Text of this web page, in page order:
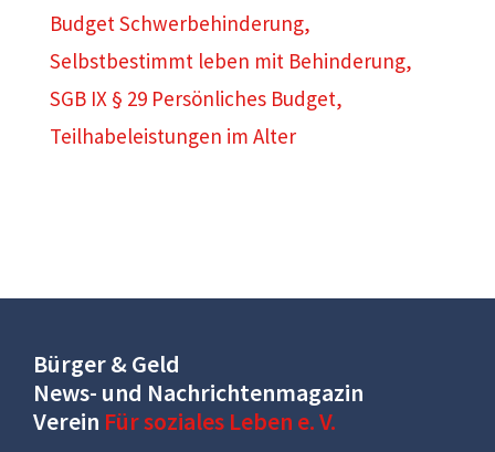
Budget Schwerbehinderung,
Selbstbestimmt leben mit Behinderung,
SGB IX § 29 Persönliches Budget,
Teilhabeleistungen im Alter
Bürger & Geld
News- und Nachrichtenmagazin
Verein Für soziales Leben e. V.